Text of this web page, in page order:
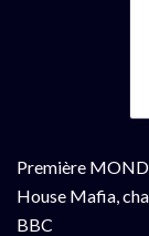
Première
House Mafia,
BBC